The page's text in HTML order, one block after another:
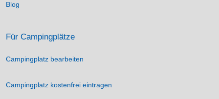
Blog
Für Campingplätze
Campingplatz bearbeiten
Campingplatz kostenfrei eintragen